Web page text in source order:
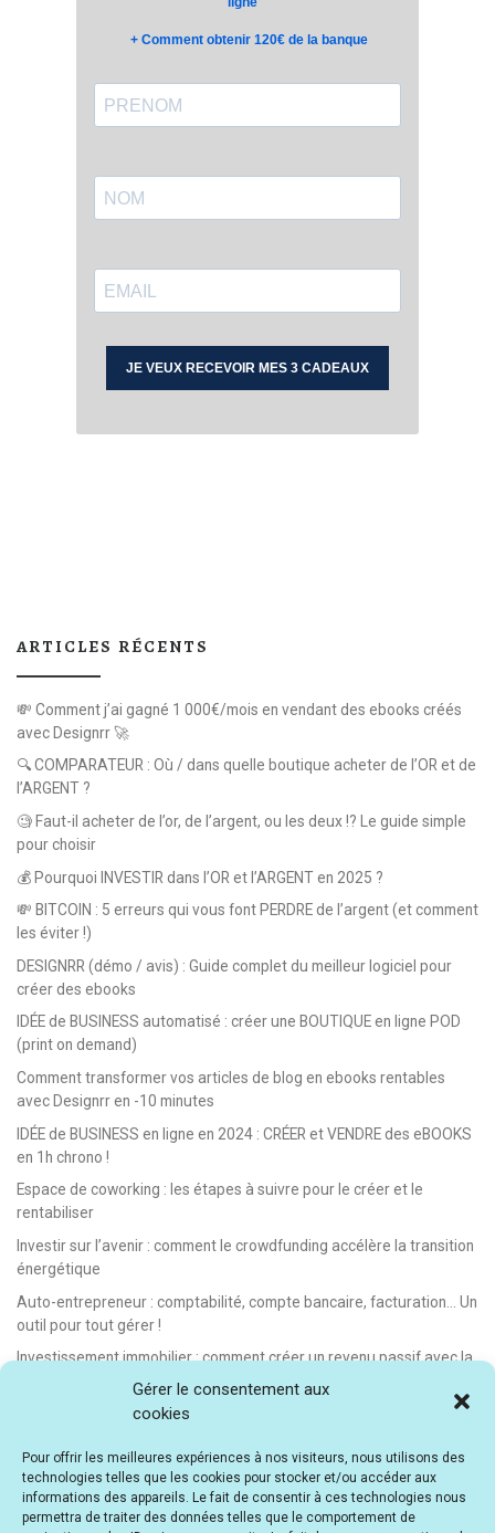
Gérer le consentement aux
cookies
Pour offrir les meilleures expériences à nos visiteurs, nous utilisons des
technologies telles que les cookies pour stocker et/ou accéder aux
informations des appareils. Le fait de consentir à ces technologies nous
permettra de traiter des données telles que le comportement de
ARTICLES RÉCENTS
💸 Comment j’ai gagné 1 000€/mois en vendant des ebooks créés
avec Designrr 🚀
🔍 COMPARATEUR : Où / dans quelle boutique acheter de l’OR et de
l’ARGENT ?
🧐 Faut-il acheter de l’or, de l’argent, ou les deux !? Le guide simple
pour choisir
💰 Pourquoi INVESTIR dans l’OR et l’ARGENT en 2025 ?
💸 BITCOIN : 5 erreurs qui vous font PERDRE de l’argent (et comment
les éviter !)
DESIGNRR (démo / avis) : Guide complet du meilleur logiciel pour
créer des ebooks
IDÉE de BUSINESS automatisé : créer une BOUTIQUE en ligne POD
(print on demand)
Comment transformer vos articles de blog en ebooks rentables
avec Designrr en -10 minutes
IDÉE de BUSINESS en ligne en 2024 : CRÉER et VENDRE des eBOOKS
en 1h chrono !
Espace de coworking : les étapes à suivre pour le créer et le
rentabiliser
Investir sur l’avenir : comment le crowdfunding accélère la transition
énergétique
Auto-entrepreneur : comptabilité, compte bancaire, facturation… Un
outil pour tout gérer !
Investissement immobilier : comment créer un revenu passif avec la
location saisonnière
E-learning : les meilleurs LMS gratuits et payants pour créer et
Idée de business en ligne automatisé : vendre des formations en e-
learning
E-learning : comment créer et vendre des cours en ligne facilement